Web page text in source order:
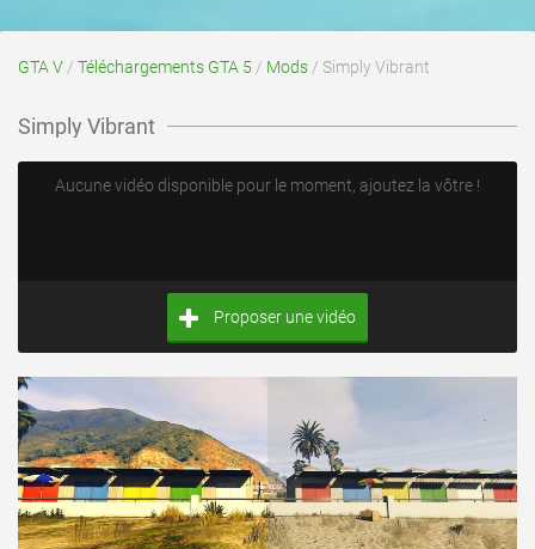
GTA V / Téléchargements GTA 5 / Mods / Simply Vibrant
Simply Vibrant
Aucune vidéo disponible pour le moment, ajoutez la vôtre !
Proposer une vidéo